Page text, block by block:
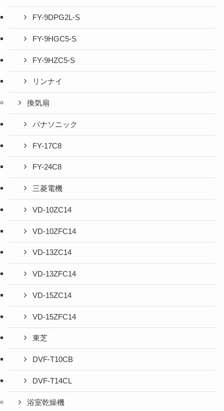
FY-9DPG2L-S
FY-9HGC5-S
FY-9HZC5-S
リンナイ
換気扇
パナソニック
FY-17C8
FY-24C8
三菱電機
VD-10ZC14
VD-10ZFC14
VD-13ZC14
VD-13ZFC14
VD-15ZC14
VD-15ZFC14
東芝
DVF-T10CB
DVF-T14CL
浴室乾燥機